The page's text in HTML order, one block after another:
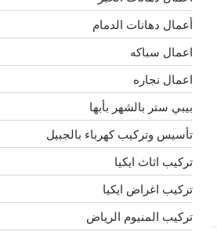
أعمال دهانات الدمام
اعمال سباكه
اعمال نجاره
بيبي ستر بالشهر بأبها
تأسيس وتركيب كهرباء بالجبيل
تركيب اثاث ايكيا
تركيب اغراض ايكيا
تركيب المنيوم الرياض